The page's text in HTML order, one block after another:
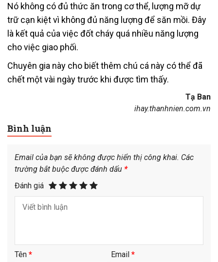
Nó không có đủ thức ăn trong cơ thể, lượng mỡ dự
trữ cạn kiệt vì không đủ năng lượng để săn mồi. Đây
là kết quả của việc đốt cháy quá nhiều năng lượng
cho việc giao phối.
Chuyên gia này cho biết thêm chú cá này có thể đã
chết một vài ngày trước khi được tìm thấy.
Tạ Ban
ihay.thanhnien.com.vn
Bình luận
Email của bạn sẽ không được hiển thị công khai. Các
trường bắt buộc được đánh dấu *
Đánh giá
Tên * Email *